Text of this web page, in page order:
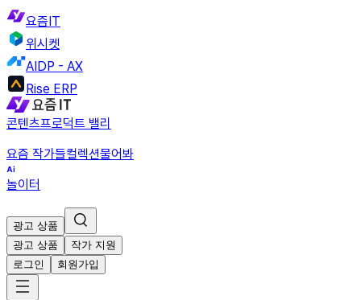
요즘IT
위시켓
AIDP - AX
Rise ERP
콘텐츠프로덕트 밸리
요즘 작가들컬렉션물어봐
놀이터
광고 상품
광고 상품
작가 지원
로그인
회원가입